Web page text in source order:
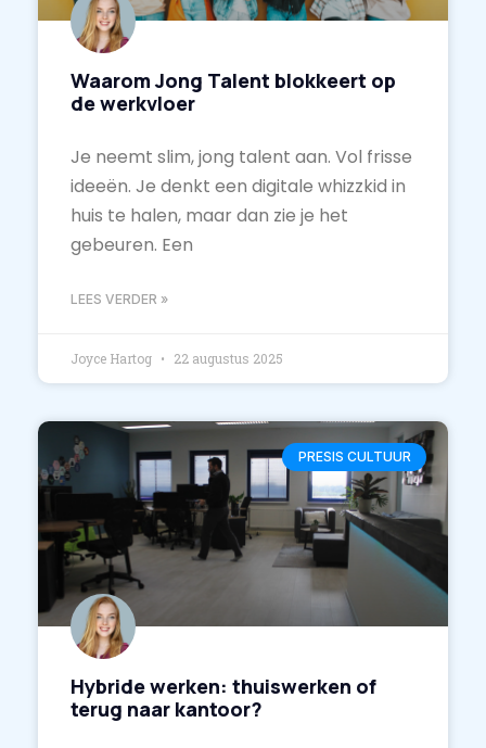
Waarom Jong Talent blokkeert op
de werkvloer
Je neemt slim, jong talent aan. Vol frisse
ideeën. Je denkt een digitale whizzkid in
huis te halen, maar dan zie je het
gebeuren. Een
LEES VERDER »
Joyce Hartog 22 augustus 2025
PRESIS CULTUUR
Hybride werken: thuiswerken of
terug naar kantoor?